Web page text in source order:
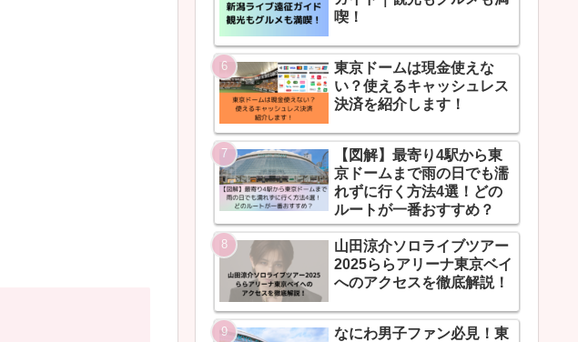
喫！
東京ドームは現金使えな
い？使えるキャッシュレス
決済を紹介します！
【図解】最寄り4駅から東
京ドームまで雨の日でも濡
れずに行く方法4選！どの
ルートが一番おすすめ？
山田涼介ソロライブツアー
2025ららアリーナ東京ベイ
へのアクセスを徹底解説！
なにわ男子ファン必見！東